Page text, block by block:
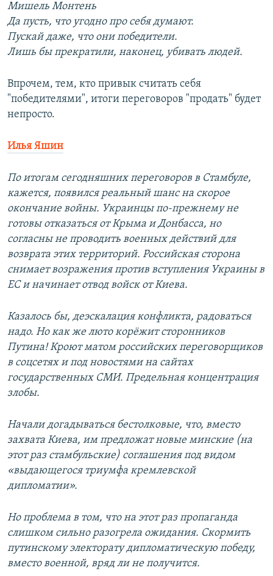
Мишель Монтень
Да пусть, что угодно про себя думают.
Пускай даже, что они победители.
Лишь бы прекратили, наконец, убивать людей.
Впрочем, тем, кто привык считать себя
"победителями", итоги переговоров "продать" будет
непросто.
Илья Яшин
По итогам сегодняшних переговоров в Стамбуле,
кажется, появился реальный шанс на скорое
окончание войны. Украинцы по-прежнему не
готовы отказаться от Крыма и Донбасса, но
согласны не проводить военных действий для
возврата этих территорий. Российская сторона
снимает возражения против вступления Украины в
ЕС и начинает отвод войск от Киева.
Казалось бы, деэскалация конфликта, радоваться
надо. Но как же люто корёжит сторонников
Путина! Кроют матом российских переговорщиков
в соцсетях и под новостями на сайтах
государственных СМИ. Предельная концентрация
злобы.
Начали догадываться бестолковые, что, вместо
захвата Киева, им предложат новые минские (на
этот раз стамбульские) соглашения под видом
«выдающегося триумфа кремлевской
дипломатии».
Но проблема в том, что на этот раз пропаганда
слишком сильно разогрела ожидания. Скормить
путинскому электорату дипломатическую победу,
вместо военной, вряд ли не получится.